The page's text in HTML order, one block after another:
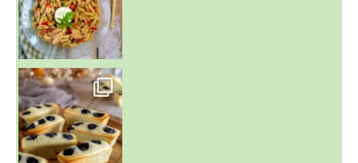
~ FINANCIERS MYRTILLES ET CITRON ~
Aujourd'hu